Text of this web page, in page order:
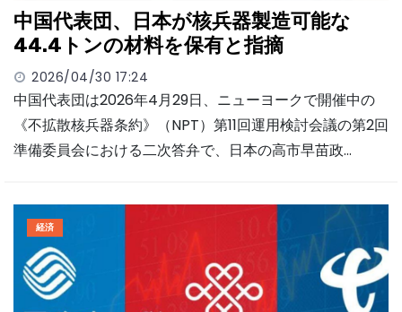
中国代表団、日本が核兵器製造可能な
44.4トンの材料を保有と指摘
2026/04/30 17:24
中国代表団は2026年4月29日、ニューヨークで開催中の
《不拡散核兵器条約》（NPT）第11回運用検討会議の第2回
準備委員会における二次答弁で、日本の高市早苗政…
経済